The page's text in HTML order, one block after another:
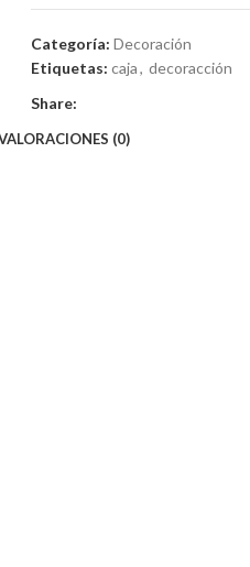
Categoría: Decoración
Etiquetas: caja, decoracción
Share:
(0)